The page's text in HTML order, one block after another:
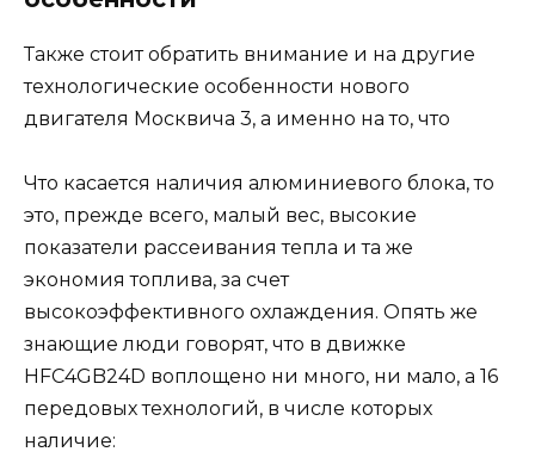
Также стоит обратить внимание и на другие
технологические особенности нового
двигателя Москвича 3, а именно на то, что
Что касается наличия алюминиевого блока, то
это, прежде всего, малый вес, высокие
показатели рассеивания тепла и та же
экономия топлива, за счет
высокоэффективного охлаждения. Опять же
знающие люди говорят, что в движке
HFC4GB24D воплощено ни много, ни мало, а 16
передовых технологий, в числе которых
наличие: